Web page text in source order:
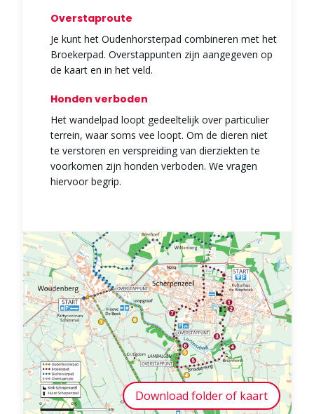
Download folder of kaart
Overstaproute
Je kunt het Oudenhorsterpad combineren met het
Broekerpad. Overstappunten zijn aangegeven op
de kaart en in het veld.
Honden verboden
Het wandelpad loopt gedeeltelijk over particulier
terrein, waar soms vee loopt. Om de dieren niet
te verstoren en verspreiding van dierziekten te
voorkomen zijn honden verboden. We vragen
hiervoor begrip.